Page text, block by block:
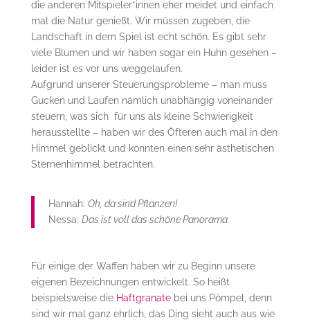
die anderen Mitspieler*innen eher meidet und einfach
mal die Natur genießt. Wir müssen zugeben, die
Landschaft in dem Spiel ist echt schön. Es gibt sehr
viele Blumen und wir haben sogar ein Huhn gesehen –
leider ist es vor uns weggelaufen.
Aufgrund unserer Steuerungsprobleme – man muss
Gucken und Laufen nämlich unabhängig voneinander
steuern, was sich für uns als kleine Schwierigkeit
herausstellte – haben wir des Öfteren auch mal in den
Himmel geblickt und konnten einen sehr ästhetischen
Sternenhimmel betrachten.
Hannah: Oh, da sind Pflanzen!
Nessa: Das ist voll das schöne Panorama.
Für einige der Waffen haben wir zu Beginn unsere
eigenen Bezeichnungen entwickelt. So heißt
beispielsweise die Haftgranatebei uns Pömpel, denn
sind wir mal ganz ehrlich, das Ding sieht auch aus wie